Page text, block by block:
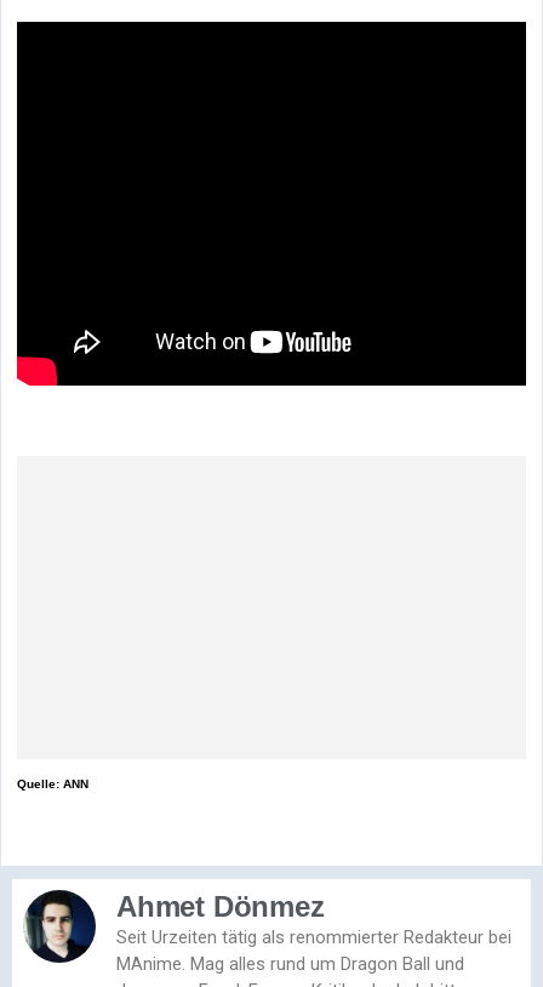
Quelle: ANN
Ahmet Dönmez
Seit Urzeiten tätig als renommierter Redakteur bei
MAnime. Mag alles rund um Dragon Ball und